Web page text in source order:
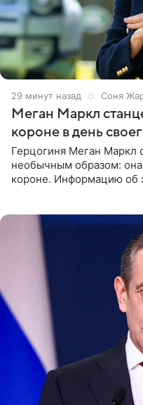
30 минут назад Соня
Меган Маркл
короне в день
Герцогиня Меган Маркл
необычным образом:
короне. Информацию об